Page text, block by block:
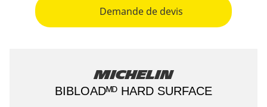
Demande de devis
Michelin
BIBLOADᴹᴰ HARD SURFACE​